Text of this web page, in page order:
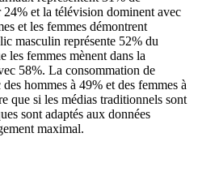
et la télévision dominent avec
et les femmes démontrent
masculin représente 52% du
les femmes mènent dans la
58%. La consommation de
hommes à 49% et des femmes à
que si les médias traditionnels sont
sont adaptés aux données
maximal.